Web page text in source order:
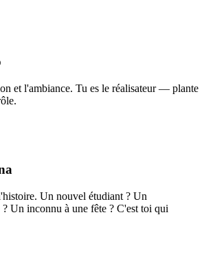
et l'ambiance. Tu es le réalisateur — plante
Un nouvel étudiant ? Un
Un inconnu à une fête ? C'est toi qui